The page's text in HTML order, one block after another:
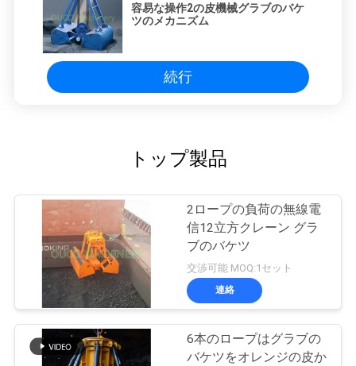
容易な操作2の皮機械グラブのバケ
ツのメカニズム
続行
トップ製品
2ロープの負荷の無線電
信12立方クレーン グラ
ブのバケツ
交渉可能 MOQ:1セット
連絡
6本のロープはグラブの
バケツをオレンジの皮か